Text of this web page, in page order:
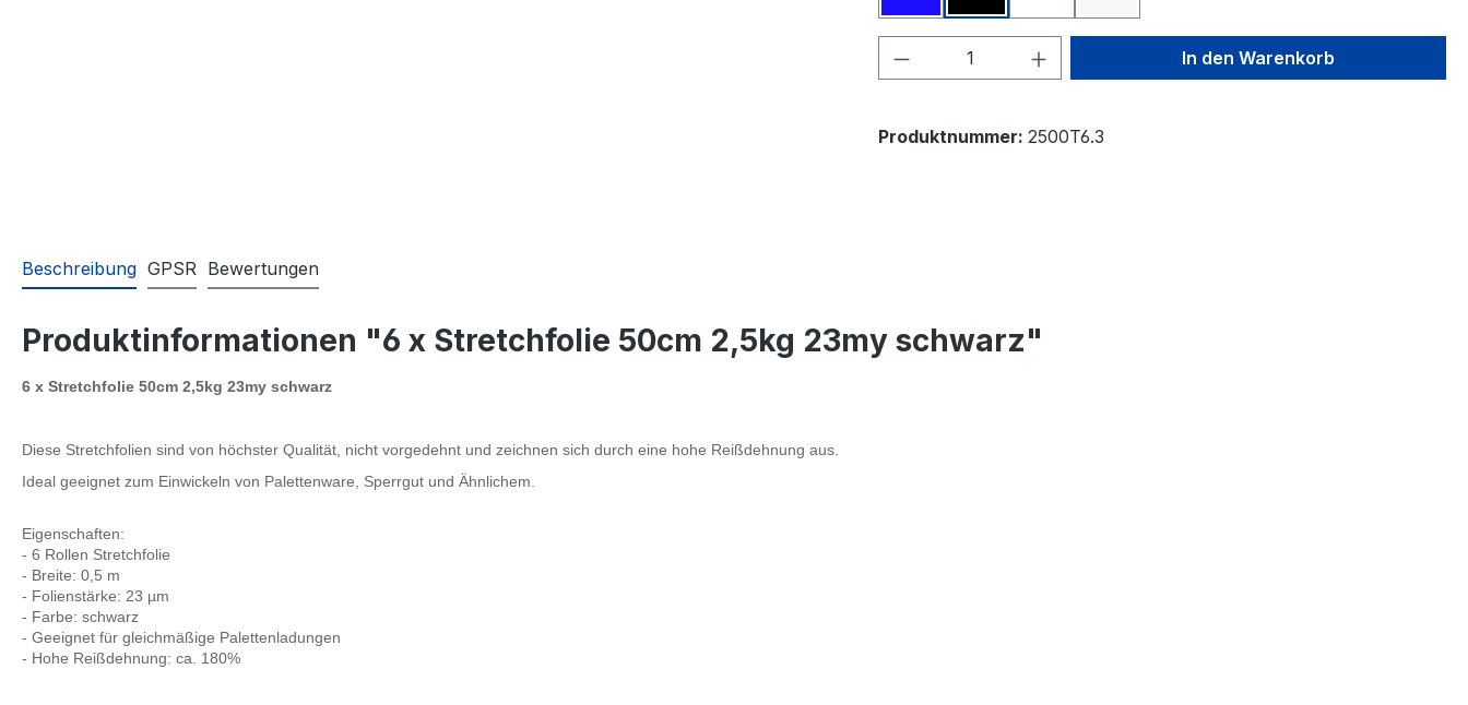
Produkt Anzahl: Gib den gewünschten Wert
In den Warenkorb
Produktnummer: 2500T6.3
Beschreibung GPSR Bewertungen
Produktinformationen "6 x Stretchfolie 50cm 2,5kg 23my schwarz"
6 x Stretchfolie 50cm 2,5kg 23my schwarz
Diese Stretchfolien sind von höchster Qualität, nicht vorgedehnt und zeichnen sich durch eine hohe Reißdehnung aus.
Ideal geeignet zum Einwickeln von Palettenware, Sperrgut und Ähnlichem.
Eigenschaften:
- 6 Rollen Stretchfolie
- Breite: 0,5 m
- Folienstärke: 23 µm
- Farbe: schwarz
- Geeignet für gleichmäßige Palettenladungen
- Hohe Reißdehnung: ca. 180%